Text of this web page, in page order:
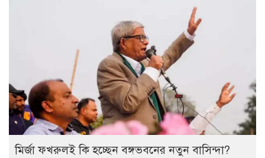
মির্জা ফখরুলই কি হচ্ছেন বঙ্গভবনের নতুন বাসিন্দা?